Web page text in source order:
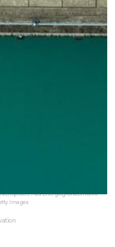
Aus Energiegründen lohnt
Images